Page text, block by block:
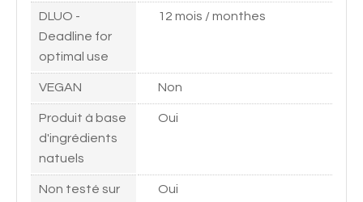
DLUO -
Deadline for
optimal use
12 mois / monthes
VEGAN Non
Produit à base
d'ingrédients
natuels
Oui
Non testé sur
Oui